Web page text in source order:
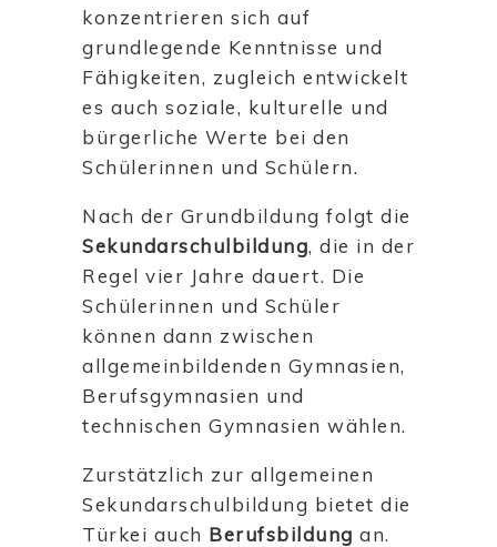
konzentrieren sich auf
grundlegende Kenntnisse und
Fähigkeiten, zugleich entwickelt
es auch soziale, kulturelle und
bürgerliche Werte bei den
Schülerinnen und Schülern.
Nach der Grundbildung folgt die
Sekundarschulbildung, die in der
Regel vier Jahre dauert. Die
Schülerinnen und Schüler
können dann zwischen
allgemeinbildenden Gymnasien,
Berufsgymnasien und
technischen Gymnasien wählen.
Zurstätzlich zur allgemeinen
Sekundarschulbildung bietet die
Türkei auch Berufsbildung an.